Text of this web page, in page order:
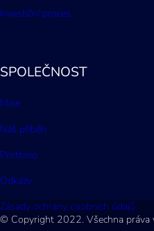
Investiční proces
SPOLEČNOST
Mise
Náš příběh
Portfolio
Odkazy
Zásady ochrany osobních údajů
© Copyright 2022. Všechna práva